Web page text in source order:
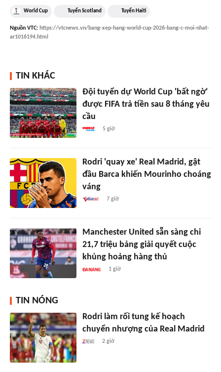
World Cup Tuyển Scotland Tuyển Haiti
Nguồn VTC: https://vtcnews.vn/bang-xep-hang-world-cup-2026-bang-c-moi-nhat-
ar1016194.html
TIN KHÁC
Đội tuyển dự World Cup 'bất ngờ'
được FIFA trả tiền sau 8 tháng yêu
cầu
5 giờ
Rodri 'quay xe' Real Madrid, gật
đầu Barca khiến Mourinho choáng
váng
7 giờ
Manchester United sẵn sàng chi
21,7 triệu bảng giải quyết cuộc
khủng hoảng hàng thủ
1 giờ
TIN NÓNG
Rodri làm rối tung kế hoạch
chuyển nhượng của Real Madrid
2 giờ